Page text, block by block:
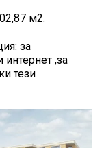
м2.
за
интернет ,за
тези